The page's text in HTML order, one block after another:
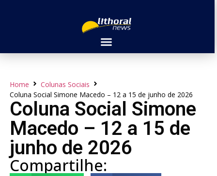
Home
Colunas Sociais
Coluna Social Simone Macedo – 12 a 15 de junho de 2026
Coluna Social Simone
Macedo – 12 a 15 de
junho de 2026
Compartilhe: